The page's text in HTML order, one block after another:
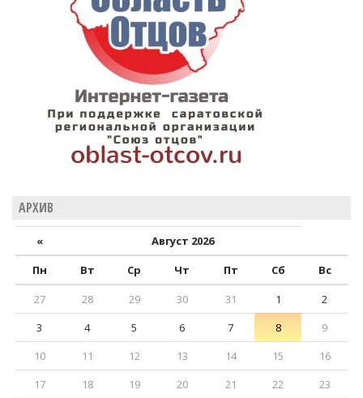
АРХИВ
«
Август 2026
Пн
Вт Ср Чт Пт Сб
Вс
27
28 29 30 31 1
2
3
4 5 6 7 8
9
10
11 12 13 14 15
16
17
18 19 20 21 22
23